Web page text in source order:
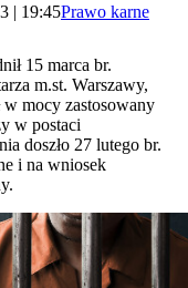
| 19:45Prawo karne
15 marca br.
m.st. Warszawy,
w mocy zastosowany
w postaci
doszło 27 lutego br.
i na wniosek